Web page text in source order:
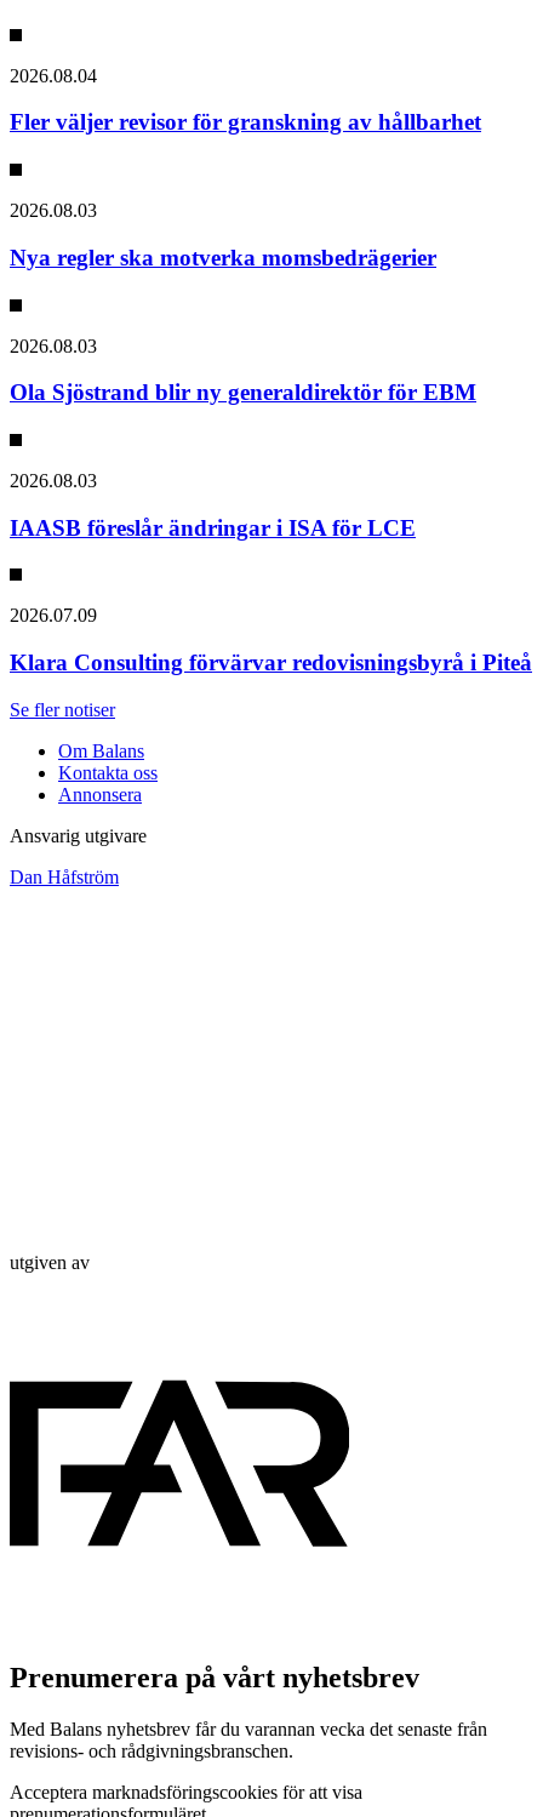
2026.08.04
Fler väljer revisor för granskning av hållbarhet
2026.08.03
Nya regler ska motverka momsbedrägerier
2026.08.03
Ola Sjöstrand blir ny generaldirektör för EBM
2026.08.03
IAASB föreslår ändringar i ISA för LCE
2026.07.09
Klara Consulting förvärvar redovisningsbyrå i Piteå
Se fler notiser
Om Balans
Kontakta oss
Annonsera
Ansvarig utgivare
Dan Håfström
utgiven av
Prenumerera på vårt nyhetsbrev
Med Balans nyhetsbrev får du varannan vecka det senaste från
revisions- och rådgivningsbranschen.
Acceptera marknadsföringscookies för att visa